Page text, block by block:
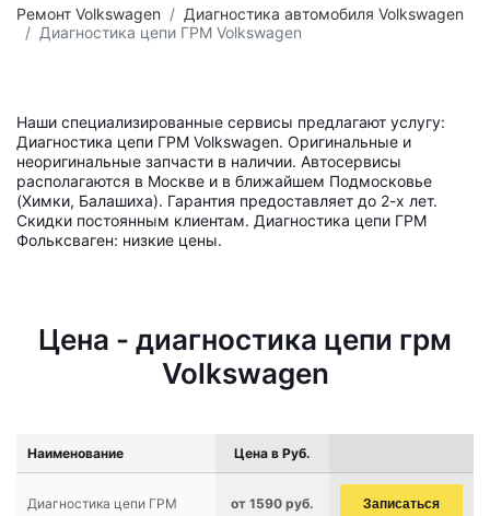
Ремонт Volkswagen
Диагностика автомобиля Volkswagen
Диагностика цепи ГРМ Volkswagen
Наши специализированные сервисы предлагают услугу:
Диагностика цепи ГРМ Volkswagen. Оригинальные и
неоригинальные запчасти в наличии. Автосервисы
располагаются в Москве и в ближайшем Подмосковье
(Химки, Балашиха). Гарантия предоставляет до 2-х лет.
Скидки постоянным клиентам. Диагностика цепи ГРМ
Фольксваген: низкие цены.
Цена - диагностика цепи грм
Volkswagen
Наименование Цена в Руб.
Диагностика цепи ГРМ от 1590 руб. Записаться